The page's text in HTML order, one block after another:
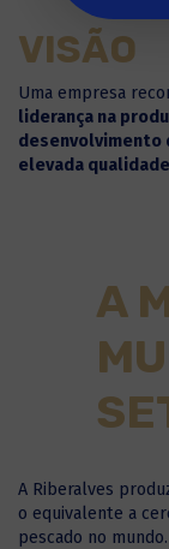
VISÃO
Uma empresa
liderança na
desenvolvimento
elevada qualidade
A
A Riberalves
o equivalente a
pescado no